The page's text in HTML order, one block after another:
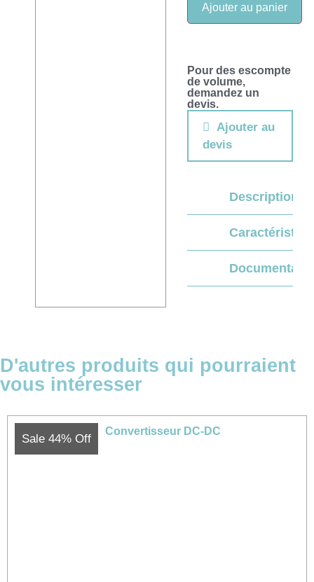
Ajouter au panier
Pour des escompte
de volume,
demandez un
devis.
Ajouter au
devis
Description
D'autres produits qui pourraient
vous intéresser
Sale 44% Off